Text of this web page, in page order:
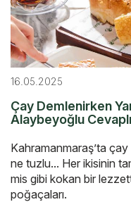
16.05.2025
Çay Demlenirken
Alaybeyoğlu
Kahramanmaraş’ta
ne tuzlu... Her ikisinin
mis gibi kokan bir
poğaçaları.